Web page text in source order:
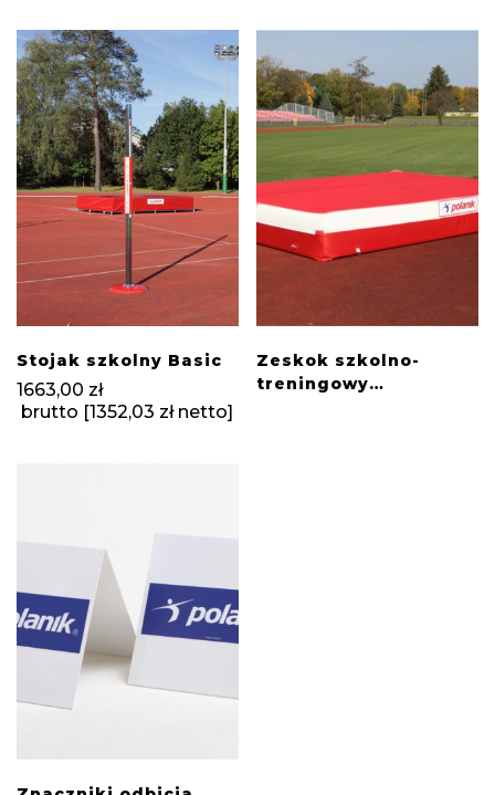
Stojak szkolny Basic
1663,00 zł
brutto [1352,03 złnetto]
Zeskok szkolno-
treningowy